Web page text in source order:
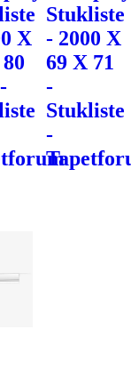
X
Stukliste
- 2000 X
69 X 71
-
Stukliste
-